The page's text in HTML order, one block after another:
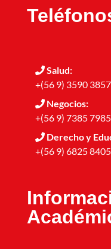
Salud:
+(56 9) 3590 3857
Negocios:
+(56 9) 7385 7985
Derecho y
+(56 9) 6825 8405